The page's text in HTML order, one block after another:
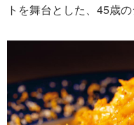
トを舞台とした、45歳